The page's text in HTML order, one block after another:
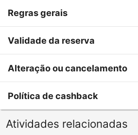
Regras gerais
Validade da reserva
Alteração ou cancelamento
Política de cashback
Atividades relacionadas